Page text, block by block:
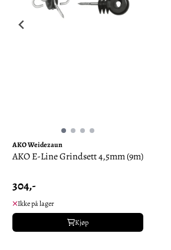
AKO Weidezaun
AKO E-Line Grindsett 4,5mm (9m)
304,-
Ikke på lager
Kjøp